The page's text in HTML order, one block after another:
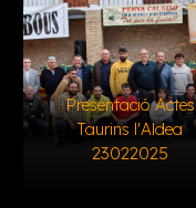
Presentació Actes
Taurins l'Aldea
23022025